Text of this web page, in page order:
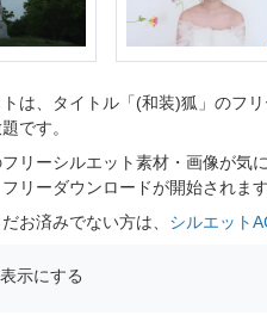
は、タイトル「(和装)狐」のフ
です。
リーシルエット素材・画像が気
リーダウンロードが開始されます
お済みでない方は、 シルエット
示にする